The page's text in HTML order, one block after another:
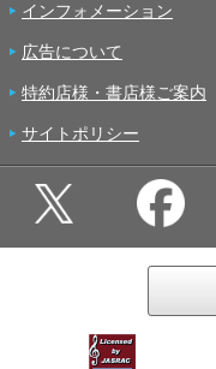
インフォメーション
広告について
特約店様・書店様ご案内
サイトポリシー